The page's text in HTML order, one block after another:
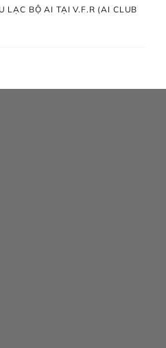
LẠC BỘ AI TẠI V.F.R (AI CLUB